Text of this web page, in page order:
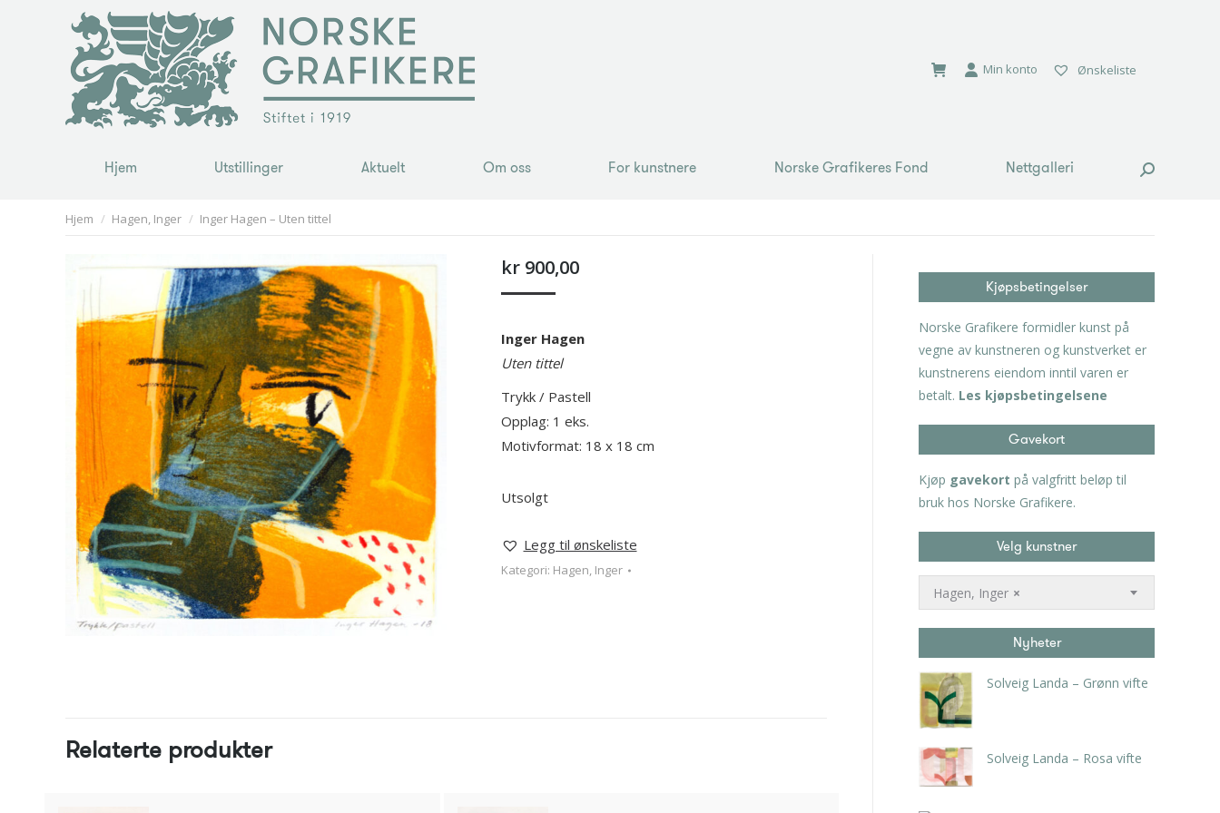
Min konto Ønskeliste
Hjem Utstillinger Aktuelt Om oss For kunstnere Norske Grafikeres Fond Nettgalleri Search:
You are here:
Hjem Hagen, Inger Inger Hagen – Uten tittel
kr900,00
Inger Hagen
Uten tittel
Trykk / Pastell
Opplag: 1 eks.
Motivformat: 18 x 18 cm
Utsolgt
Legg til ønskeliste
Kategori: Hagen, Inger
Relaterte produkter
Kjøpsbetingelser
Norske Grafikere formidler kunst på
vegne av kunstneren og kunstverket er
kunstnerens eiendom inntil varen er
betalt. Les kjøpsbetingelsene
Gavekort
Kjøp gavekort på valgfritt beløp til
bruk hos Norske Grafikere.
Velg kunstner
×
Hagen, Inger
Nyheter
Solveig Landa – Grønn vifte
Solveig Landa – Rosa vifte
Hjem Utstillinger Aktuelt